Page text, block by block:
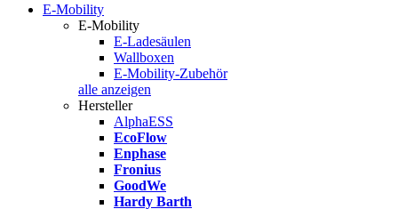
E-Mobility
E-Mobility
E-Ladesäulen
Wallboxen
E-Mobility-Zubehör
alle anzeigen
Hersteller
AlphaESS
EcoFlow
Enphase
Fronius
GoodWe
Hardy Barth